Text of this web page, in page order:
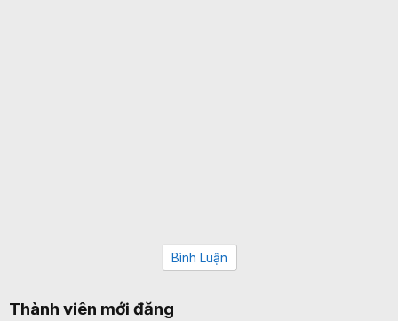
Bình Luận
Thành viên mới đăng